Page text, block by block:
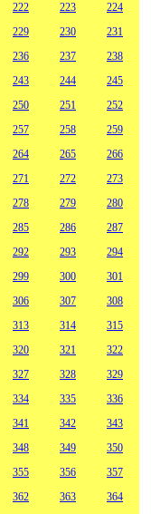
222 223
224
229 230
231
236 237
238
243 244
245
250 251
252
257 258
259
264 265
266
271 272
273
278 279
280
285 286
287
292 293
294
299 300
301
306 307
308
313 314
315
320 321
322
327 328
329
334 335
336
341 342
343
348 349
350
355 356
357
362 363
364